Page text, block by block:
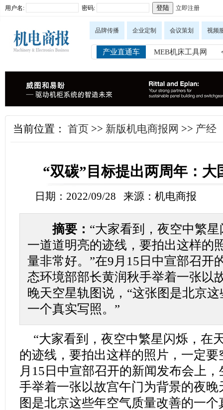
用户名: 密码: 立即注册
品牌传播 企业定制 会议策划 视频
产业直通车 MEB机床工具网
当前位置： 首页 >> 新版机电商报网 >> 产经
“双碳”目标提出两周年：大
日期：2022/09/28 来源：机电商报
摘要： “大家看到，夜空中繁
一道道明亮的迹线，要拍出这样的
量非常好。”在9月15日中宣部召开
态环境部部长黄润秋手举着一张以
晚天空星轨图说，“这张图是北京
一个真实写照。”
“大家看到，夜空中繁星闪烁，在
的迹线，要拍出这样的照片，一定要
月15日中宣部召开的新闻发布会上
手举着一张以故宫午门为背景的夜晚
图是北京这些年空气质量改善的一个